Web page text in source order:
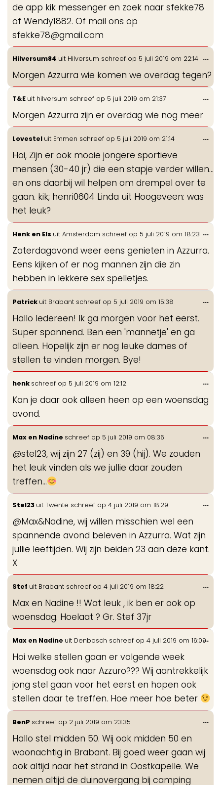
de app kik messenger en zoek naar sfekke78
of Wendy1882. Of mail ons op
sfekke78@gmail.com
Hilversum84 uit Hilversum schreef op 5 juli 2019 om 22:14
Morgen Azzurra wie komen we overdag tegen?
...
T&E uit hilversum schreef op 5 juli 2019 om 21:37
Morgen Azzurra zijn er overdag wie nog meer
...
Lovestel uit Emmen schreef op 5 juli 2019 om 21:14
Hoi, Zijn er ook mooie jongere sportieve
mensen (30-40 jr) die een stapje verder willen...
en ons daarbij wil helpen om drempel over te
gaan. kik; henri0604 Linda uit Hoogeveen: was
het leuk?
...
Henk en Els uit Amsterdam schreef op 5 juli 2019 om 18:23
Zaterdagavond weer eens genieten in Azzurra.
Eens kijken of er nog mannen zijn die zin
hebben in lekkere sex spelletjes.
...
Patrick uit Brabant schreef op 5 juli 2019 om 15:38
Hallo Iedereen! Ik ga morgen voor het eerst.
Super spannend. Ben een 'mannetje' en ga
alleen. Hopelijk zijn er nog leuke dames of
stellen te vinden morgen. Bye!
...
henk schreef op 5 juli 2019 om 12:12
Kan je daar ook alleen heen op een woensdag
avond.
...
Max en Nadine schreef op 5 juli 2019 om 08:36
@stel23, wij zijn 27 (zij) en 39 (hij). We zouden
het leuk vinden als we jullie daar zouden
treffen...
...
Stel23 uit Twente schreef op 4 juli 2019 om 18:29
@Max&Nadine, wij willen misschien wel een
spannende avond beleven in Azzurra. Wat zijn
jullie leeftijden. Wij zijn beiden 23 aan deze kant.
X
...
Stef uit Brabant schreef op 4 juli 2019 om 18:22
Max en Nadine !! Wat leuk , ik ben er ook op
woensdag. Hoelaat ? Gr. Stef 37jr
...
Max en Nadine uit Denbosch schreef op 4 juli 2019 om 16:09
Hoi welke stellen gaan er volgende week
woensdag ook naar Azzuro??? Wij aantrekkelijk
jong stel gaan voor het eerst en hopen ook
stellen daar te treffen. Hoe meer hoe beter
...
BenP schreef op 2 juli 2019 om 23:35
Hallo stel midden 50. Wij ook midden 50 en
woonachtig in Brabant. Bij goed weer gaan wij
ook altijd naar het strand in Oostkapelle. We
nemen altijd de duinovergang bij camping
...